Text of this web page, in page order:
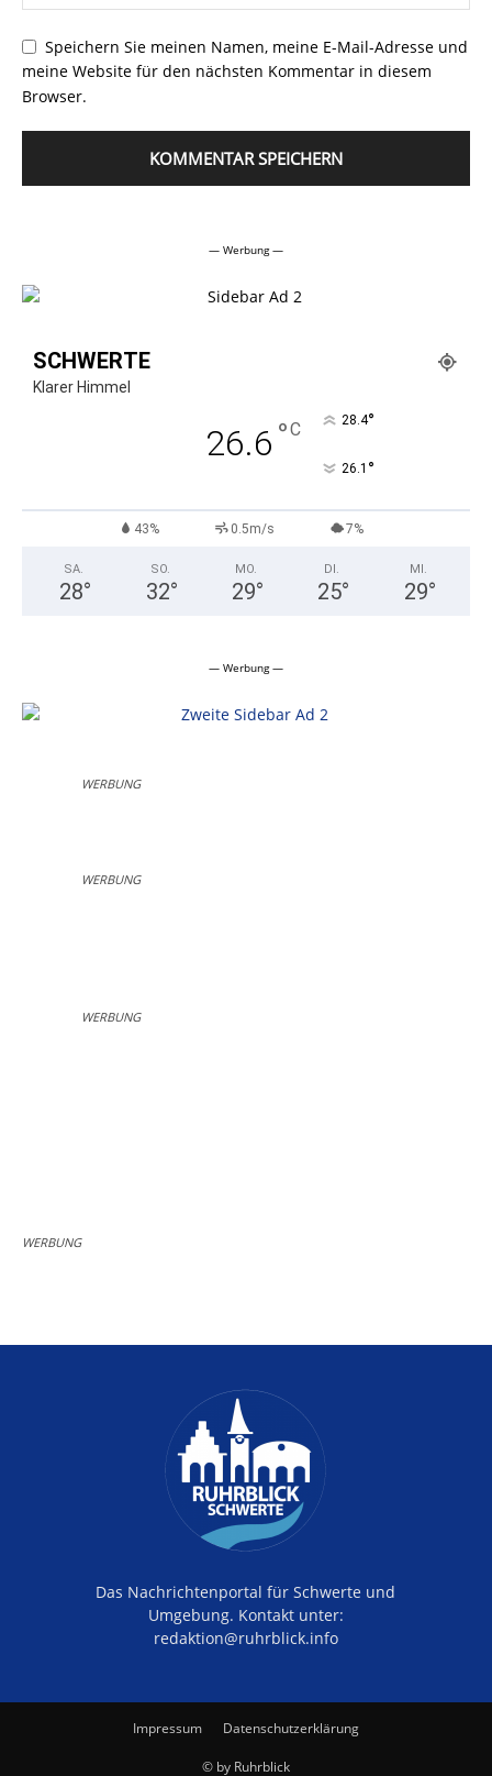
Speichern Sie meinen Namen, meine E-Mail-Adresse und
meine Website für den nächsten Kommentar in diesem
Browser.
— Werbung —
SCHWERTE
Klarer Himmel
26.6 °C 28.4°
26.1 °
43% 0.5m/s 7%
SA.
28°
SO.
32°
MO.
29°
DI.
25°
MI.
29°
— Werbung —
WERBUNG
WERBUNG
WERBUNG
WERBUNG
Das Nachrichtenportal für Schwerte und
Umgebung. Kontakt unter:
redaktion@ruhrblick.info
Impressum Datenschutzerklärung
© by Ruhrblick